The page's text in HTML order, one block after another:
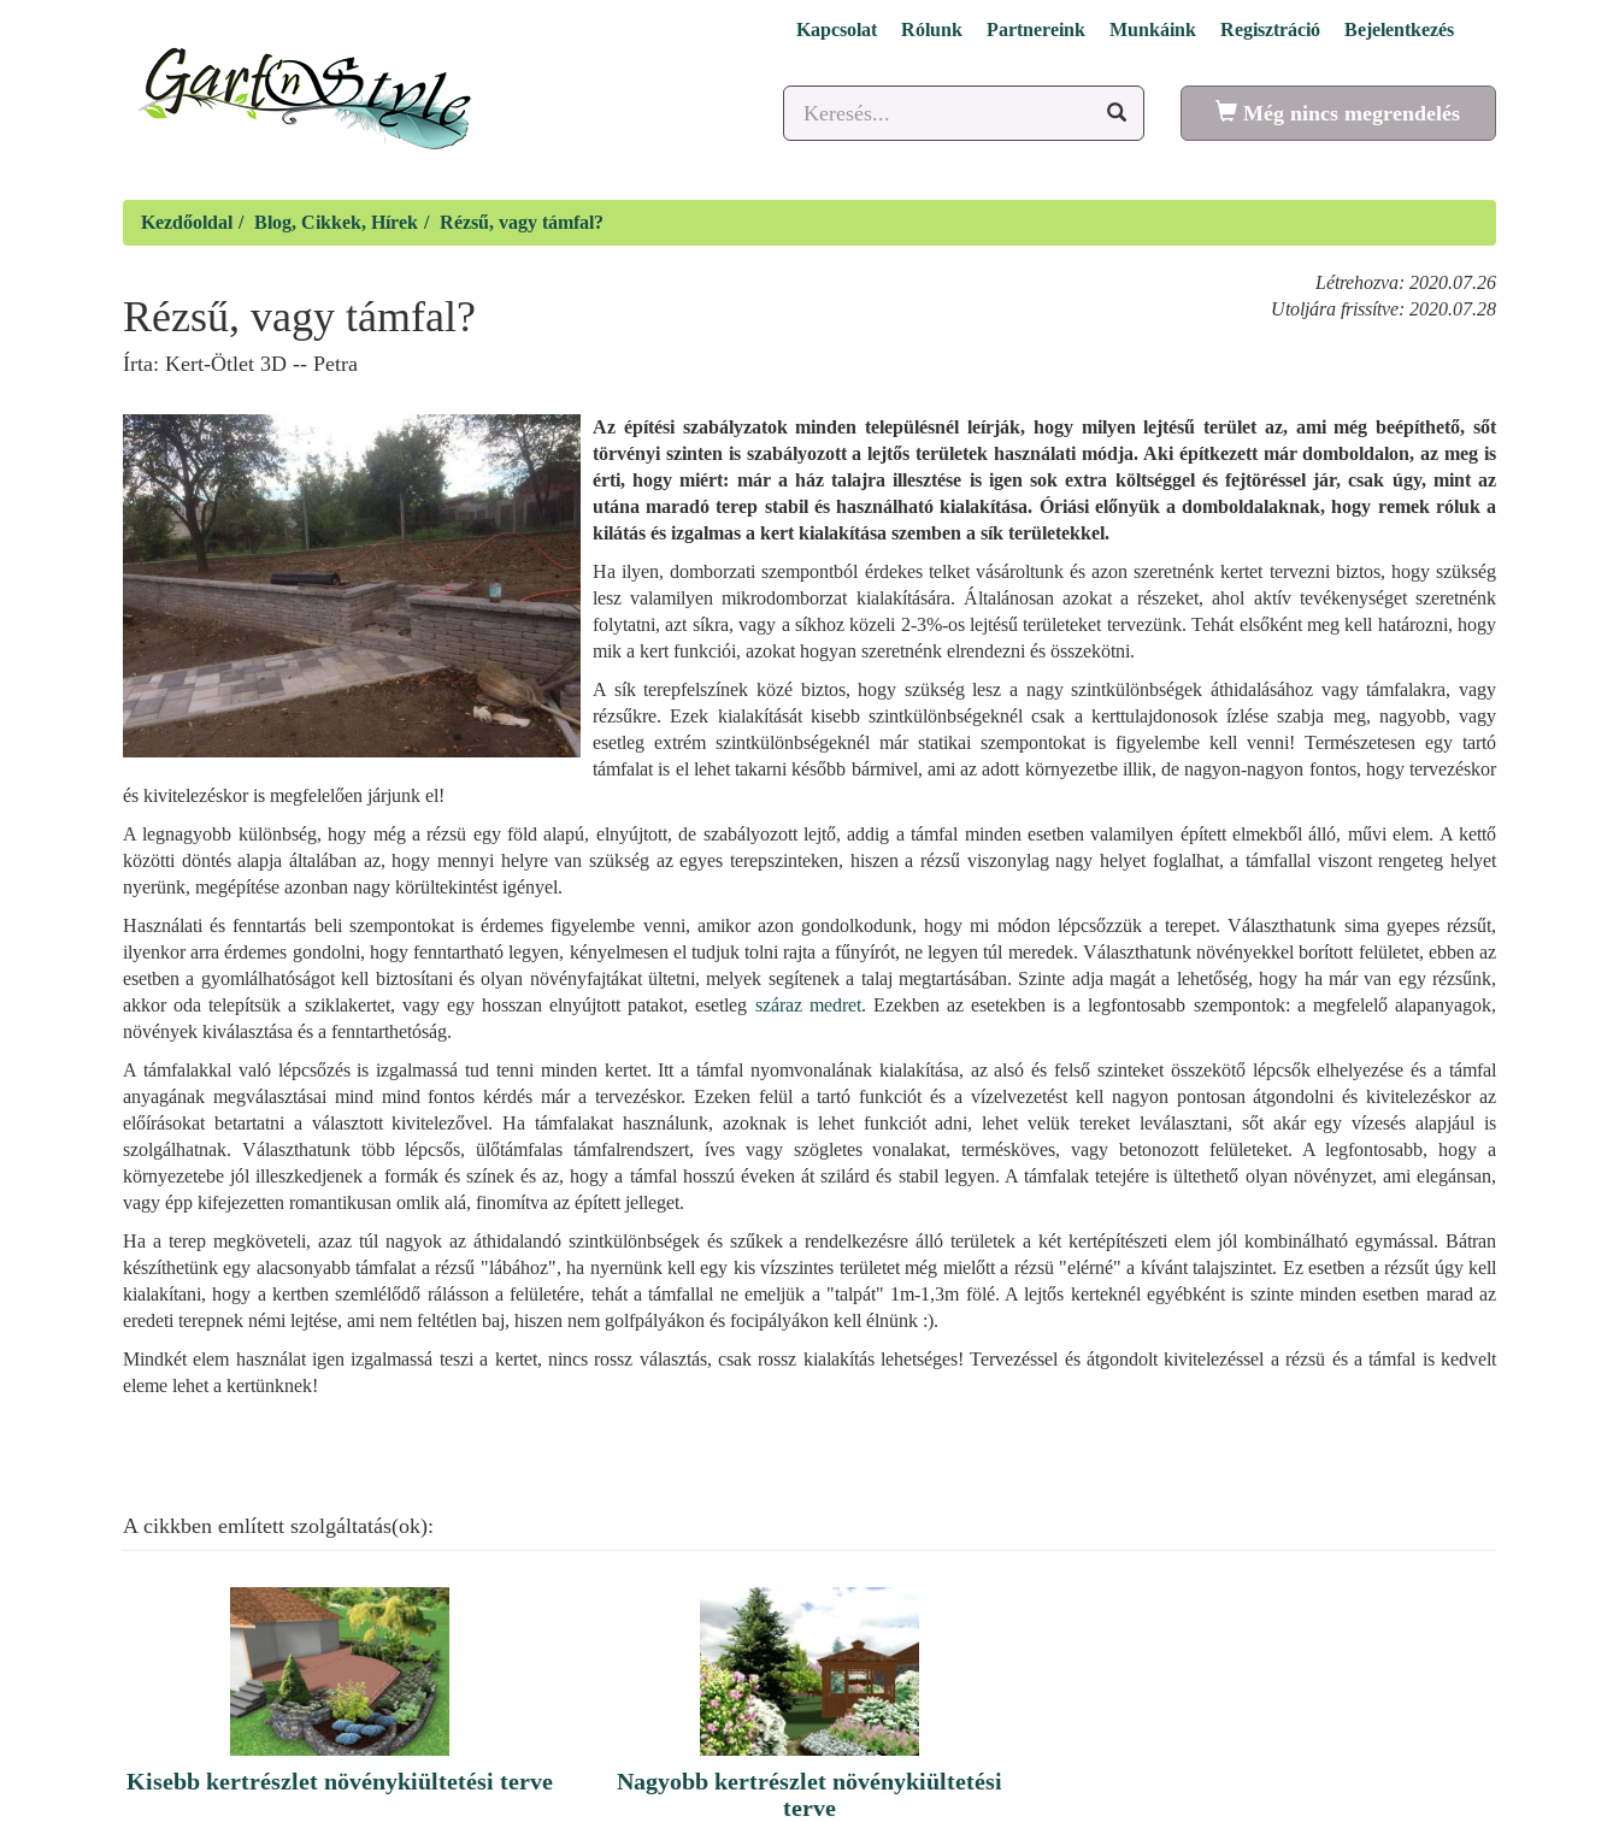
Kapcsolat Rólunk Partnereink Munkáink Regisztráció Bejelentkezés
Még nincs megrendelés
Kezdőoldal Blog, Cikkek, Hírek Rézsű, vagy támfal?
Rézsű, vagy támfal?
Írta: Kert-Ötlet 3D -- Petra
Létrehozva: 2020.07.26
Utoljára frissítve: 2020.07.28
Az építési szabályzatok minden településnél leírják, hogy milyen lejtésű terület az, ami még beépíthető, sőt
törvényi szinten is szabályozott a lejtős területek használati módja. Aki építkezett már domboldalon, az meg is
érti, hogy miért: már a ház talajra illesztése is igen sok extra költséggel és fejtöréssel jár, csak úgy, mint az
utána maradó terep stabil és használható kialakítása. Óriási előnyük a domboldalaknak, hogy remek róluk a
kilátás és izgalmas a kert kialakítása szemben a sík területekkel.
Ha ilyen, domborzati szempontból érdekes telket vásároltunk és azon szeretnénk kertet tervezni biztos, hogy szükség
lesz valamilyen mikrodomborzat kialakítására. Általánosan azokat a részeket, ahol aktív tevékenységet szeretnénk
folytatni, azt síkra, vagy a síkhoz közeli 2-3%-os lejtésű területeket tervezünk. Tehát elsőként meg kell határozni, hogy
mik a kert funkciói, azokat hogyan szeretnénk elrendezni és összekötni.
A sík terepfelszínek közé biztos, hogy szükség lesz a nagy szintkülönbségek áthidalásához vagy támfalakra, vagy
rézsűkre. Ezek kialakítását kisebb szintkülönbségeknél csak a kerttulajdonosok ízlése szabja meg, nagyobb, vagy
esetleg extrém szintkülönbségeknél már statikai szempontokat is figyelembe kell venni! Természetesen egy tartó
támfalat is el lehet takarni később bármivel, ami az adott környezetbe illik, de nagyon-nagyon fontos, hogy tervezéskor
és kivitelezéskor is megfelelően járjunk el!
A legnagyobb különbség, hogy még a rézsü egy föld alapú, elnyújtott, de szabályozott lejtő, addig a támfal minden esetben valamilyen épített elmekből álló, művi elem. A kettő
közötti döntés alapja általában az, hogy mennyi helyre van szükség az egyes terepszinteken, hiszen a rézsű viszonylag nagy helyet foglalhat, a támfallal viszont rengeteg helyet
nyerünk, megépítése azonban nagy körültekintést igényel.
Használati és fenntartás beli szempontokat is érdemes figyelembe venni, amikor azon gondolkodunk, hogy mi módon lépcsőzzük a terepet. Választhatunk sima gyepes rézsűt,
ilyenkor arra érdemes gondolni, hogy fenntartható legyen, kényelmesen el tudjuk tolni rajta a fűnyírót, ne legyen túl meredek. Választhatunk növényekkel borított felületet, ebben az
esetben a gyomlálhatóságot kell biztosítani és olyan növényfajtákat ültetni, melyek segítenek a talaj megtartásában. Szinte adja magát a lehetőség, hogy ha már van egy rézsűnk,
akkor oda telepítsük a sziklakertet, vagy egy hosszan elnyújtott patakot, esetleg száraz medret. Ezekben az esetekben is a legfontosabb szempontok: a megfelelő alapanyagok,
növények kiválasztása és a fenntarthetóság.
A támfalakkal való lépcsőzés is izgalmassá tud tenni minden kertet. Itt a támfal nyomvonalának kialakítása, az alsó és felső szinteket összekötő lépcsők elhelyezése és a támfal
anyagának megválasztásai mind mind fontos kérdés már a tervezéskor. Ezeken felül a tartó funkciót és a vízelvezetést kell nagyon pontosan átgondolni és kivitelezéskor az
előírásokat betartatni a választott kivitelezővel. Ha támfalakat használunk, azoknak is lehet funkciót adni, lehet velük tereket leválasztani, sőt akár egy vízesés alapjául is
szolgálhatnak. Választhatunk több lépcsős, ülőtámfalas támfalrendszert, íves vagy szögletes vonalakat, termésköves, vagy betonozott felületeket. A legfontosabb, hogy a
környezetebe jól illeszkedjenek a formák és színek és az, hogy a támfal hosszú éveken át szilárd és stabil legyen. A támfalak tetejére is ültethető olyan növényzet, ami elegánsan,
vagy épp kifejezetten romantikusan omlik alá, finomítva az épített jelleget.
Ha a terep megköveteli, azaz túl nagyok az áthidalandó szintkülönbségek és szűkek a rendelkezésre álló területek a két kertépítészeti elem jól kombinálható egymással. Bátran
készíthetünk egy alacsonyabb támfalat a rézsű "lábához", ha nyernünk kell egy kis vízszintes területet még mielőtt a rézsü "elérné" a kívánt talajszintet. Ez esetben a rézsűt úgy kell
kialakítani, hogy a kertben szemlélődő rálásson a felületére, tehát a támfallal ne emeljük a "talpát" 1m-1,3m fölé. A lejtős kerteknél egyébként is szinte minden esetben marad az
eredeti terepnek némi lejtése, ami nem feltétlen baj, hiszen nem golfpályákon és focipályákon kell élnünk :).
Mindkét elem használat igen izgalmassá teszi a kertet, nincs rossz választás, csak rossz kialakítás lehetséges! Tervezéssel és átgondolt kivitelezéssel a rézsü és a támfal is kedvelt
eleme lehet a kertünknek!
A cikkben említett szolgáltatás(ok):
Kisebb kertrészlet növénykiültetési terve
Nagyobb kertrészlet növénykiültetési
terve